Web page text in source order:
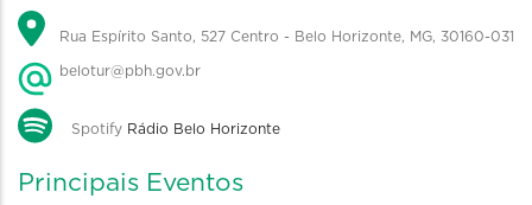
Rua Espírito Santo, 527 Centro - Belo Horizonte, MG, 30160-031
belotur@pbh.gov.br
Spotify Rádio Belo Horizonte
Principais Eventos